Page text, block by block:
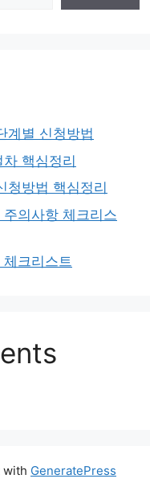
계별 신청방법
핵심정리
청방법 핵심정리
의사항 체크리스
크리스트
with GeneratePress